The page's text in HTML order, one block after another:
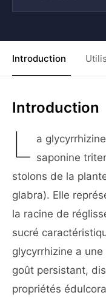
Introduction
Introduction
L a
saponine
stolons de la
glabra). Elle
la racine de
sucré
glycyrrhizine a
goût persistant,
propriétés